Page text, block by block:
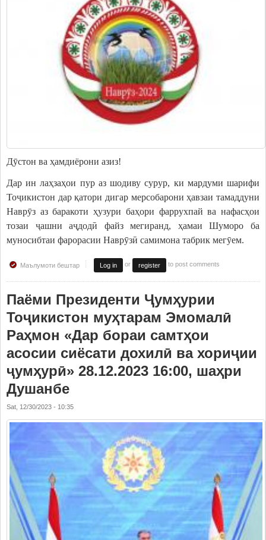
Дӯстон ва ҳамдиёрони азиз!
Дар ин лаҳзаҳои пур аз шодиву сурур, ки мардуми шарифи
Тоҷикистон дар қатори дигар мерсобарони ҳавзаи тамаддуни
Наврӯз аз баракоти ҳузури баҳори фаррухпай ва нафасҳои
тозаи ҷашни аҷдодӣ файз мегиранд, ҳамаи Шуморо ба
муносибтаи фарорасии Наврӯзӣ самимона табрик мегӯем.
Маълумоти бештар Log in or register to post comments
Паёми Президенти Ҷумҳурии
Тоҷикистон муҳтарам Эмомалӣ
Раҳмон «Дар бораи самтҳои
асосии сиёсати дохилӣ ва хориҷии
ҷумҳурӣ» 28.12.2023 16:00, шаҳри
Душанбе
Sat, 12/30/2023 - 10:35